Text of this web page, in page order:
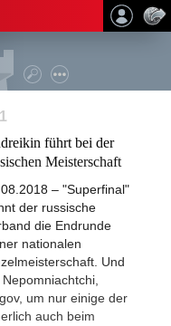
führt bei der
Meisterschaft
– "Superfinal"
der russische
die Endrunde
nationalen
Und
um nur einige der
auch beim